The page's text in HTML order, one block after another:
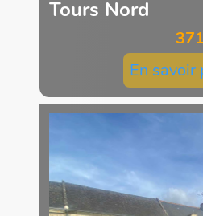
Tours Nord
En savoir